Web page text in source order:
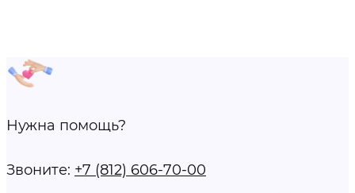
Нужна помощь?
Звоните: +7 (812) 606-70-00